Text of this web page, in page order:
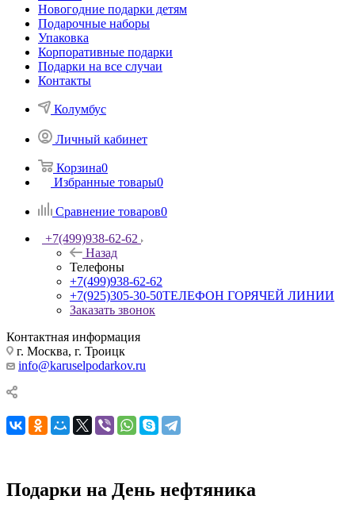
Новогодние подарки детям
Подарочные наборы
Упаковка
Корпоративные подарки
Подарки на все случаи
Контакты
Колумбус
Личный кабинет
Корзина0
Избранные товары0
Сравнение товаров0
+7(499)938-62-62
Назад
Телефоны
+7(499)938-62-62
+7(925)305-30-50ТЕЛЕФОН ГОРЯЧЕЙ ЛИНИИ
Заказать звонок
Контактная информация
г. Москва, г. Троицк
info@karuselpodarkov.ru
Подарки на День нефтяника